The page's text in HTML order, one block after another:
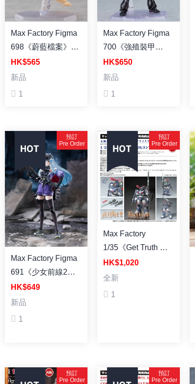
Max Factory Figma
698《蔚藍檔案》百
合園聖亞 塗裝成品
HK$565
新品
1
Max Factory Figma
700《強殖裝甲
GUYVER III》「卡
巴Ⅲ」究極版 塗裝成
HK$650
新品
1
預訂
Pre Order
Max Factory Figma
691《少女前線2：
追放》可露凱
Klukai 塗裝成品
HK$649
新品
1
預訂
Pre Order
Max Factory
1/35《Get Truth 太
陽之牙》達格拉姆
Ver. GT DX完全版
HK$1,020
全新
1
預訂
Pre Order
預訂
Pre Order